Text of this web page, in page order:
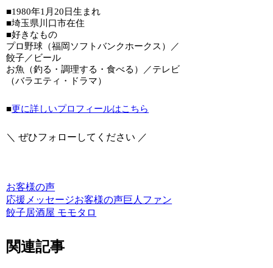
■1980年1月20日生まれ
■埼玉県川口市在住
■好きなもの
プロ野球（福岡ソフトバンクホークス）／
餃子／ビール
お魚（釣る・調理する・食べる）／テレビ
（バラエティ・ドラマ）
■更に詳しいプロフィールはこちら
＼ ぜひフォローしてください ／
お客様の声
応援メッセージお客様の声巨人ファン
餃子居酒屋 モモタロ
関連記事